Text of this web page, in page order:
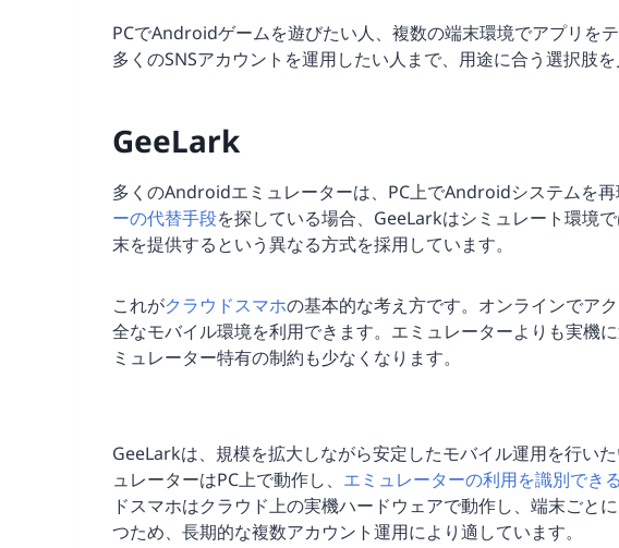
PCでAndroidゲームを遊びたい人、複数の端末環境でアプリを
多くのSNSアカウントを運用したい人まで、用途に合う選択肢
GeeLark
多くのAndroidエミュレーターは、PC上でAndroidシステムを再
ーの代替手段を探している場合、GeeLarkはシミュレート環境
末を提供するという異なる方式を採用しています。
これがクラウドスマホの基本的な考え方です。オンラインでア
全なモバイル環境を利用できます。エミュレーターよりも実機
ミュレーター特有の制約も少なくなります。
GeeLarkは、規模を拡大しながら安定したモバイル運用を行い
ュレーターはPC上で動作し、 エミュレーターの利用を識別でき
ドスマホはクラウド上の実機ハードウェアで動作し、端末ごと
つため、長期的な複数アカウント運用により適しています。